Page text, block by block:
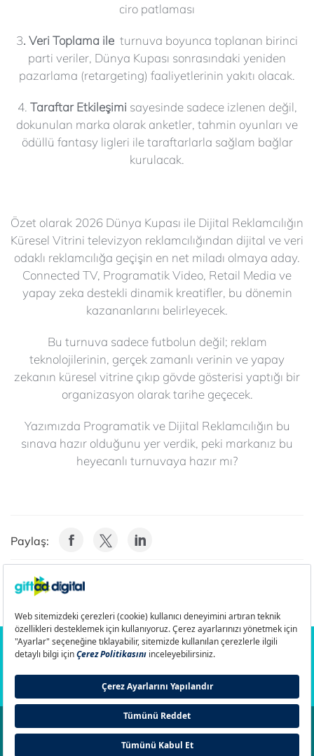
ciro patlaması
3. Veri Toplama ile turnuva boyunca toplanan birinci
parti veriler, Dünya Kupası sonrasındaki yeniden
pazarlama (retargeting) faaliyetlerinin yakıtı olacak.
4. Taraftar Etkileşimi sayesinde sadece izlenen değil,
dokunulan marka olarak anketler, tahmin oyunları ve
ödüllü fantasy ligleri ile taraftarlarla sağlam bağlar
kurulacak.
Özet olarak 2026 Dünya Kupası ile Dijital Reklamcılığın
Küresel Vitrini televizyon reklamcılığından dijital ve veri
odaklı reklamcılığa geçişin en net miladı olmaya aday.
Connected TV, Programatik Video, Retail Media ve
yapay zeka destekli dinamik kreatifler, bu dönemin
kazananlarını belirleyecek.
Bu turnuva sadece futbolun değil; reklam
teknolojilerinin, gerçek zamanlı verinin ve yapay
zekanın küresel vitrine çıkıp gövde gösterisi yaptığı bir
organizasyon olarak tarihe geçecek.
Yazımızda Programatik ve Dijital Reklamcılığın bu
sınava hazır olduğunu yer verdik, peki markanız bu
heyecanlı turnuvaya hazır mı?
Paylaş:
Gizlilik Politikası Aydınlatma Metni
Çerez Ayarları
Sahtecilikle Savaş
İletişim
© 2011-2026 Giftad Digital - Türk Telekom